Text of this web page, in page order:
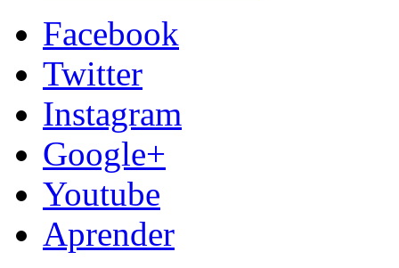
Facebook
Twitter
Instagram
Google+
Youtube
Aprender